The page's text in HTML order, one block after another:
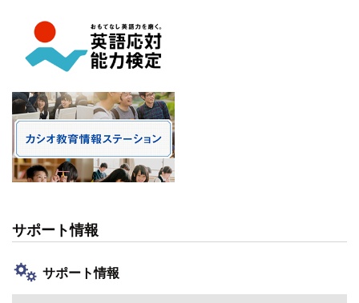
サポート情報
サポート情報